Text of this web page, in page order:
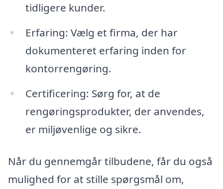
tidligere kunder.
Erfaring: Vælg et firma, der har
dokumenteret erfaring inden for
kontorrengøring.
Certificering: Sørg for, at de
rengøringsprodukter, der anvendes,
er miljøvenlige og sikre.
Når du gennemgår tilbudene, får du også
mulighed for at stille spørgsmål om,